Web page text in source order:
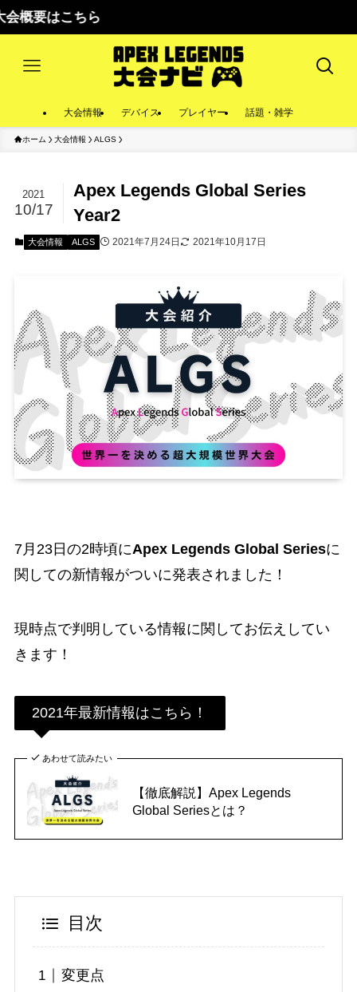
ちら
大会情報 デバイス プレイヤー 話題・雑学
ホーム 大会情報 ALGS
Apex Legends Global Series
Year2
2021
10/17
大会情報 ALGS 2021年7月24日 2021年10月17日
7月23日の2時頃にApex Legends Global Seriesに
関しての新情報がついに発表されました！
現時点で判明している情報に関してお伝えしてい
きます！
2021年最新情報はこちら！
あわせて読みたい
【徹底解説】Apex Legends
Global Seriesとは？
目次
変更点